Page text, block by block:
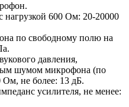
нагрузкой 600 Ом: 20-20000
по свободному полю на
давления,
шумом микрофона (по
Ом, не более: 13 дБ.
усилителя, не менее: